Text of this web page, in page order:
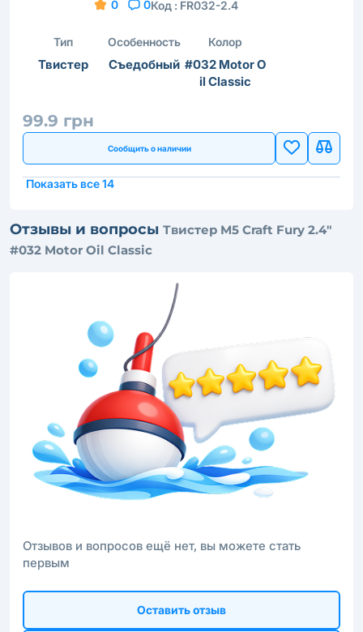
0 0Код : FR032-2.4
Тип
Твистер
Особенность
Съедобный
Колор
#032 Motor O
il Classic
99.9 грн
Сообщить о наличии
Показать все 14
Отзывы и вопросы Твистер M5 Craft Fury 2.4"
#032 Motor Oil Classic
Отзывов и вопросов ещё нет, вы можете стать
первым
Оставить отзыв